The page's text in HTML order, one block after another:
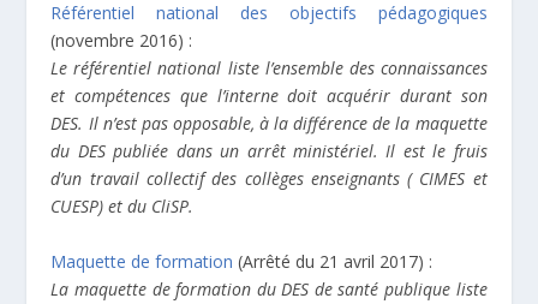
Référentiel national des objectifs pédagogiques
(novembre 2016) :
Le référentiel national liste l’ensemble des connaissances
et compétences que l’interne doit acquérir durant son
DES. Il n’est pas opposable, à la différence de la maquette
du DES publiée dans un arrêt ministériel. Il est le fruis
d’un travail collectif des collèges enseignants ( CIMES et
CUESP) et du CliSP.
Maquette de formation (Arrêté du 21 avril 2017) :
La maquette de formation du DES de santé publique liste